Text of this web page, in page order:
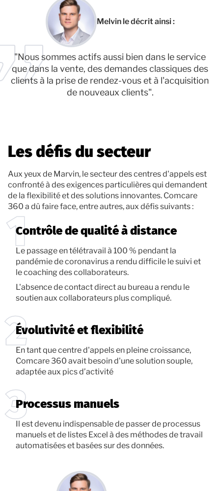
Melvin le décrit ainsi :
"Nous sommes actifs aussi bien dans le service
que dans la vente, des demandes classiques des
clients à la prise de rendez-vous et à l'acquisition
de nouveaux clients".
Les défis du secteur
Aux yeux de Marvin, le secteur des centres d'appels est
confronté à des exigences particulières qui demandent
de la flexibilité et des solutions innovantes. Comcare
360 a dû faire face, entre autres, aux défis suivants :
Contrôle de qualité à distance
Le passage en télétravail à 100 % pendant la
pandémie de coronavirus a rendu difficile le suivi et
le coaching des collaborateurs.
L'absence de contact direct au bureau a rendu le
soutien aux collaborateurs plus compliqué.
Évolutivité et flexibilité
En tant que centre d'appels en pleine croissance,
Comcare 360 avait besoin d'une solution souple,
adaptée aux pics d’activité
Processus manuels
Il est devenu indispensable de passer de processus
manuels et de listes Excel à des méthodes de travail
automatisées et basées sur des données.